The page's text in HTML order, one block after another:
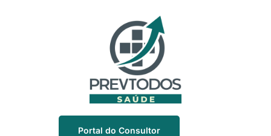
Portal do Consultor